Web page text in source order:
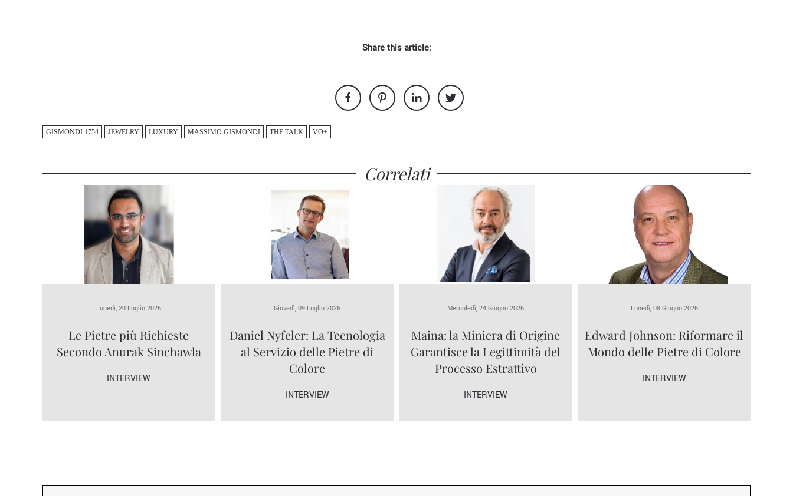
Share this article:
GISMONDI 1754 JEWELRY LUXURY MASSIMO GISMONDI THE TALK VO+
Correlati
Lunedì, 20 Luglio 2026
Le Pietre più Richieste
Secondo Anurak Sinchawla
INTERVIEW
Giovedì, 09 Luglio 2026
Daniel Nyfeler: La Tecnologia
al Servizio delle Pietre di
Colore
INTERVIEW
Mercoledì, 24 Giugno 2026
Maina: la Miniera di Origine
Garantisce la Legittimità del
Processo Estrattivo
INTERVIEW
Lunedì, 08 Giugno 2026
Edward Johnson: Riformare il
Mondo delle Pietre di Colore
INTERVIEW